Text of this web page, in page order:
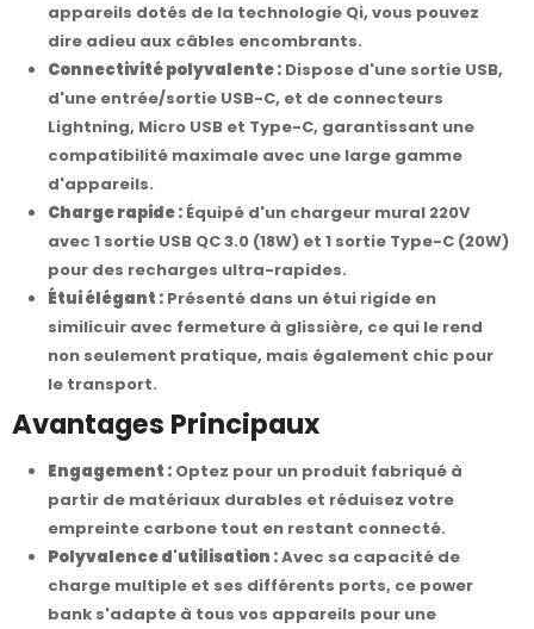
appareils dotés de la technologie Qi, vous pouvez
dire adieu aux câbles encombrants.
Connectivité polyvalente : Dispose d'une sortie USB,
d'une entrée/sortie USB-C, et de connecteurs
Lightning, Micro USB et Type-C, garantissant une
compatibilité maximale avec une large gamme
d'appareils.
Charge rapide : Équipé d'un chargeur mural 220V
avec 1 sortie USB QC 3.0 (18W) et 1 sortie Type-C (20W)
pour des recharges ultra-rapides.
Étui élégant : Présenté dans un étui rigide en
similicuir avec fermeture à glissière, ce qui le rend
non seulement pratique, mais également chic pour
le transport.
Avantages Principaux
Engagement : Optez pour un produit fabriqué à
partir de matériaux durables et réduisez votre
empreinte carbone tout en restant connecté.
Polyvalence d'utilisation :Avec sa capacité de
charge multiple et ses différents ports, ce power
bank s'adapte à tous vos appareils pour une